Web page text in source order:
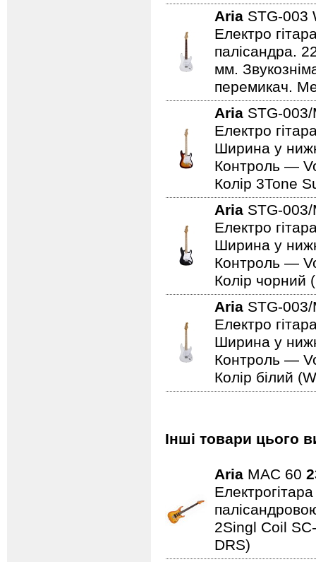
Aria STG-
Електро
палісандра.
мм.
перемикач.
Aria STG-
Електро
Ширина у
Контроль —
Колір 3Tone
Aria STG-
Електро
Ширина у
Контроль —
Колір чорний
Aria STG-
Електро
Ширина у
Контроль —
Колір білий
Інші товари цього
Aria MAC 60
2Singl Coil
DRS)